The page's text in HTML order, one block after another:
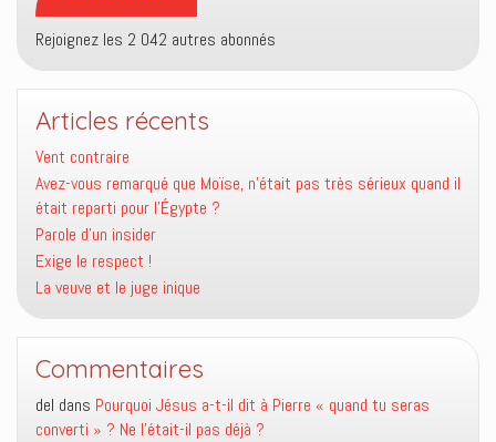
Rejoignez les 2 042 autres abonnés
Articles récents
Vent contraire
Avez-vous remarqué que Moïse, n’était pas très sérieux quand il
était reparti pour l’Égypte ?
Parole d’un insider
Exige le respect !
La veuve et le juge inique
Commentaires
del dans Pourquoi Jésus a-t-il dit à Pierre « quand tu seras
converti » ? Ne l’était-il pas déjà ?